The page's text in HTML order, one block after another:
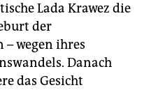
Lada Krawez die
der
– wegen ihres
Danach
das Gesicht